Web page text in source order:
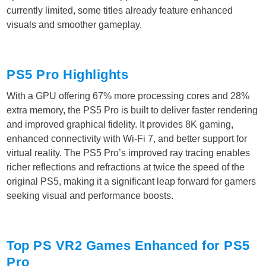
currently limited, some titles already feature enhanced
visuals and smoother gameplay.
PS5 Pro Highlights
With a GPU offering 67% more processing cores and 28%
extra memory, the PS5 Pro is built to deliver faster rendering
and improved graphical fidelity. It provides 8K gaming,
enhanced connectivity with Wi-Fi 7, and better support for
virtual reality. The PS5 Pro’s improved ray tracing enables
richer reflections and refractions at twice the speed of the
original PS5, making it a significant leap forward for gamers
seeking visual and performance boosts.
Top PS VR2 Games Enhanced for PS5
Pro